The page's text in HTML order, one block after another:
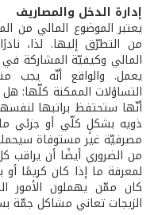
إدارة الدخل والمصاريف
يعتبر الموضوع المالي من
من التطرّق إليها. لذا،
المالي وكيفيّة المشاركة
يعمل. والواقع أنّه يجب
التساؤلات الممكنة كلّها:
أنّها ستحتفظ براتبها
ذويه بشكلٍ كلّي أو جزئي
مصرفيّة غير مستوفاة
من الضروري أيضًا أن يراقب
لمعرفة ما إذا كان كريمًا
كان ممّن يهملون الأمور
الزيجات تعاني مشاكل جمّة